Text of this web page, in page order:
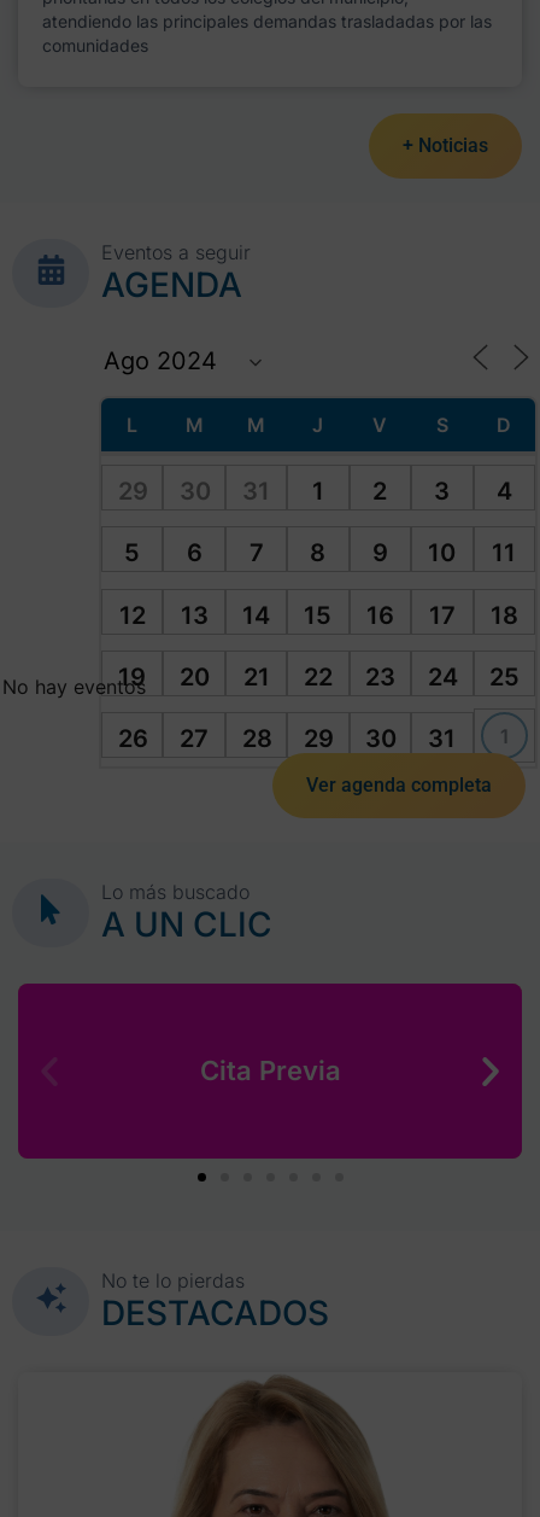
atendiendo las principales demandas trasladadas por las
comunidades
+ Noticias
Eventos a seguir
AGENDA
L M M J V S D
29 30 31 1 2 3 4
5 6 7 8 9 10 11
12 13 14 15 16 17 18
19 20 21 22 23 24 25
26 27 28 29 30 31 1
No hay eventos
Ver agenda completa
Lo más buscado
A UN CLIC
Cita Previa
No te lo pierdas
DESTACADOS